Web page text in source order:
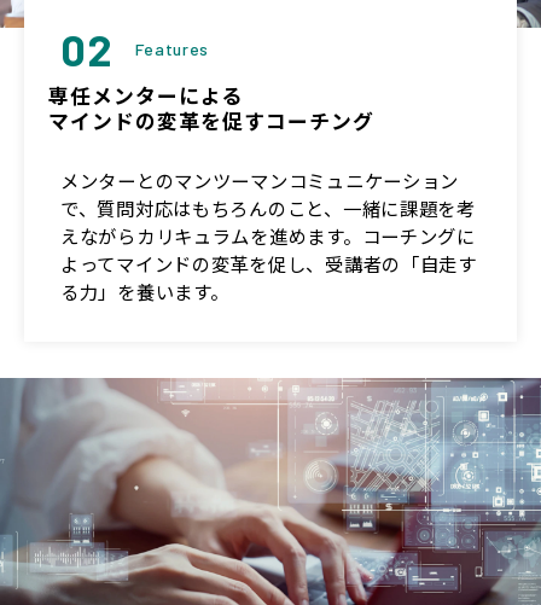
02 Features
専任メンターによる
マインドの変革を促すコーチング
メンターとのマンツーマンコミュニケーション
で、質問対応はもちろんのこと、一緒に課題を考
えながらカリキュラムを進めます。コーチングに
よってマインドの変革を促し、受講者の「自走す
る力」を養います。